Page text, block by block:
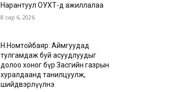
Нарантуул ОУХТ-д ажиллалаа
8 сар 6, 2026
Н.Номтойбаяр: Аймгуудад
тулгамдаж буй асуудлуудыг
долоо хоног бүр Засгийн газрын
хуралдаанд танилцуулж,
шийдвэрлүүлнэ